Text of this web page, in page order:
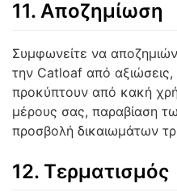
11. Αποζημίωση
Συμφωνείτε να
την Catloaf από αξιώσεις,
προκύπτουν από κακή
μέρους σας, παραβίαση
προσβολή δικαιωμάτων
12. Τερματισμός